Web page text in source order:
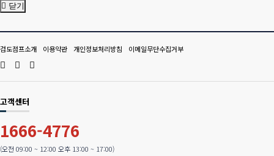
닫기
검도점프소개 이용약관 개인정보처리방침 이메일무단수집거부
고객센터
1666-4776
(오전 09:00 ~ 12:00 오후 13:00 ~ 17:00)